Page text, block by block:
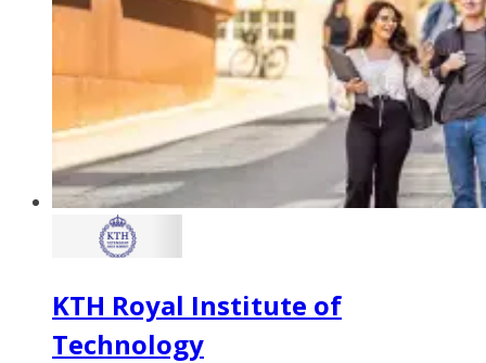
KTH Royal Institute of
Technology